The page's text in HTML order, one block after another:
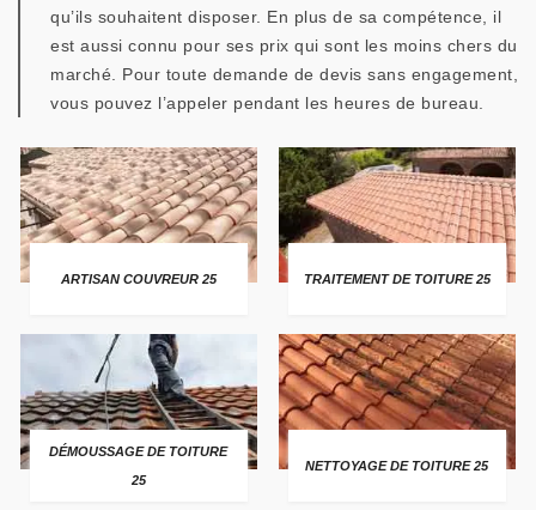
qu’ils souhaitent disposer. En plus de sa compétence, il
est aussi connu pour ses prix qui sont les moins chers du
marché. Pour toute demande de devis sans engagement,
vous pouvez l’appeler pendant les heures de bureau.
ARTISAN COUVREUR 25 TRAITEMENT DE TOITURE 25
DÉMOUSSAGE DE TOITURE
25
NETTOYAGE DE TOITURE 25